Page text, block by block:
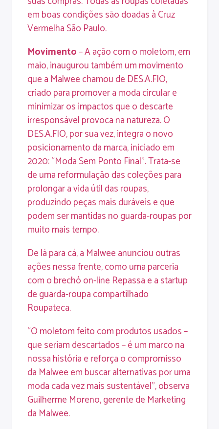
em boas condições são doadas à Cruz
Vermelha São Paulo.
Movimento– A ação com o moletom, em
maio, inaugurou também um movimento
que a Malwee chamou de DES.A.FIO,
criado para promover a moda circular e
minimizar os impactos que o descarte
irresponsável provoca na natureza. O
DES.A.FIO, por sua vez, integra o novo
posicionamento da marca, iniciado em
2020: “Moda Sem Ponto Final”. Trata-se
de uma reformulação das coleções para
prolongar a vida útil das roupas,
produzindo peças mais duráveis e que
podem ser mantidas no guarda-roupas por
muito mais tempo.
De lá para cá, a Malwee anunciou outras
ações nessa frente, como uma parceria
com o brechó on-line Repassa e a startup
de guarda-roupa compartilhado
Roupateca.
“O moletom feito com produtos usados –
que seriam descartados – é um marco na
nossa história e reforça o compromisso
da Malwee em buscar alternativas por uma
moda cada vez mais sustentável”, observa
Guilherme Moreno, gerente de Marketing
da Malwee.